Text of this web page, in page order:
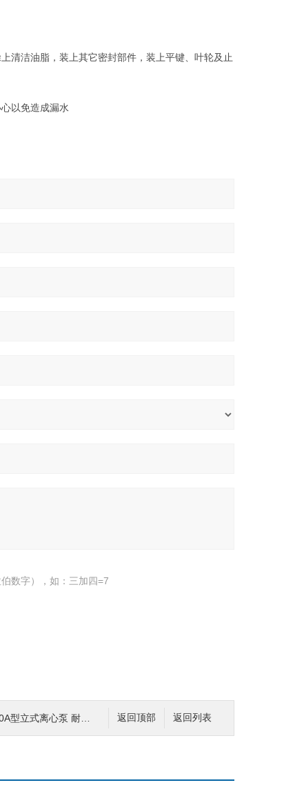
清洁油脂，装上其它密封部件，装上平键、叶轮及止
以免造成漏水
数字），如：三加四=7
返回列表
返回顶部
式离心泵 耐腐管道泵